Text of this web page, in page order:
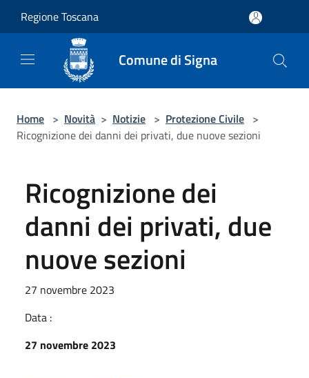
Regione Toscana
Comune di Signa
Home > Novità > Notizie > Protezione Civile >
Ricognizione dei danni dei privati, due nuove sezioni
Ricognizione dei
danni dei privati, due
nuove sezioni
27 novembre 2023
Data :
27 novembre 2023